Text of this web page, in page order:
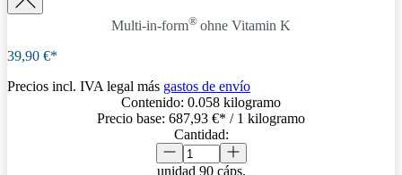
Multi-in-form® ohne Vitamin K
39,90 €*
Precios incl. IVA legal más gastos de envío
Contenido: 0.058 kilogramo
Precio base: 687,93 €* / 1 kilogramo
Cantidad:
unidad 90 cáps.